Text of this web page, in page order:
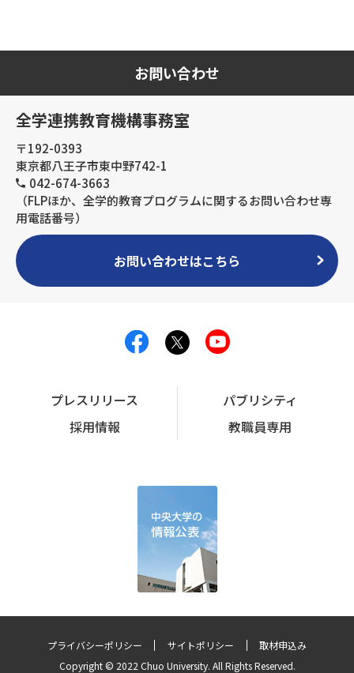
お問い合わせ
全学連携教育機構事務室
〒192-0393
東京都八王子市東中野742-1
042-674-3663
（FLPほか、全学的教育プログラムに関するお問い合わせ専
用電話番号）
お問い合わせはこちら
プレスリリース
パブリシティ
採用情報
教職員専用
プライバシーポリシー サイトポリシー
取材申込み
Copyright © 2022 Chuo University. All Rights Reserved.